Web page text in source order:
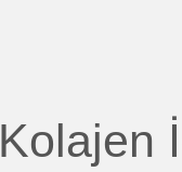
Kolajen